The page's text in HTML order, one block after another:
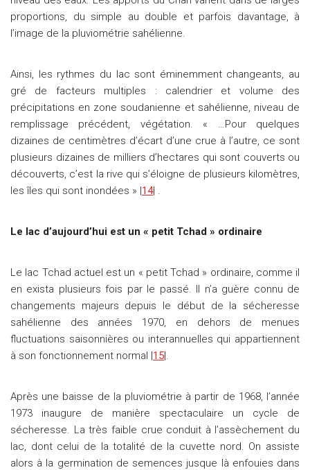
proportions, du simple au double et parfois davantage, à
l’image de la pluviométrie sahélienne.
Ainsi, les rythmes du lac sont éminemment changeants, au
gré de facteurs multiples : calendrier et volume des
précipitations en zone soudanienne et sahélienne, niveau de
remplissage précédent, végétation. « …Pour quelques
dizaines de centimètres d’écart d’une crue à l’autre, ce sont
plusieurs dizaines de milliers d’hectares qui sont couverts ou
découverts, c’est la rive qui s’éloigne de plusieurs kilomètres,
les îles qui sont inondées » |14| .
Le lac d’aujourd’hui est un « petit Tchad » ordinaire
Le lac Tchad actuel est un « petit Tchad » ordinaire, comme il
en exista plusieurs fois par le passé. Il n’a guère connu de
changements majeurs depuis le début de la sécheresse
sahélienne des années 1970, en dehors de menues
fluctuations saisonnières ou interannuelles qui appartiennent
à son fonctionnement normal |15|.
Après une baisse de la pluviométrie à partir de 1968, l’année
1973 inaugure de manière spectaculaire un cycle de
sécheresse. La très faible crue conduit à l’assèchement du
lac, dont celui de la totalité de la cuvette nord. On assiste
alors à la germination de semences jusque là enfouies dans